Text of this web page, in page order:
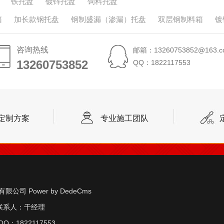
加长款钢托盘 钢制盛漏（渗漏）托盘 双层钢制料箱 镀
咨询热线
13260753852
13260753852
邮箱：
QQ：1822117553
制方案 专业施工团队
限公司 Power by DedeCms
系人：干经理